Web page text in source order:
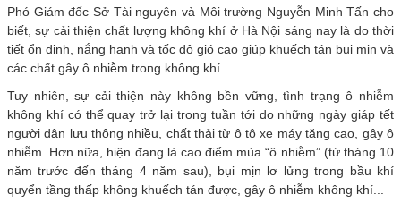
Phó Giám đốc Sở Tài nguyên và Môi trường Nguyễn Minh Tấn cho
biết, sự cải thiện chất lượng không khí ở Hà Nội sáng nay là do thời
tiết ổn định, nắng hanh và tốc độ gió cao giúp khuếch tán bụi mịn và
các chất gây ô nhiễm trong không khí.
Tuy nhiên, sự cải thiện này không bền vững, tình trạng ô nhiễm
không khí có thể quay trở lại trong tuần tới do những ngày giáp tết
người dân lưu thông nhiều, chất thải từ ô tô xe máy tăng cao, gây ô
nhiễm. Hơn nữa, hiện đang là cao điểm mùa “ô nhiễm” (từ tháng 10
năm trước đến tháng 4 năm sau), bụi mịn lơ lửng trong bầu khí
quyển tầng thấp không khuếch tán được, gây ô nhiễm không khí...